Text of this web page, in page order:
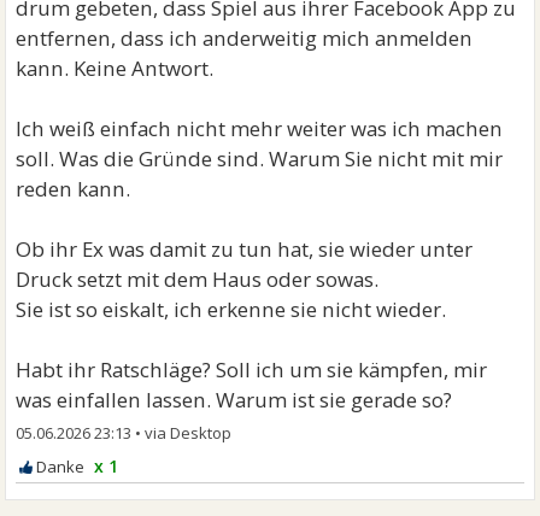
drum gebeten, dass Spiel aus ihrer Facebook App zu
entfernen, dass ich anderweitig mich anmelden
kann. Keine Antwort.
Ich weiß einfach nicht mehr weiter was ich machen
soll. Was die Gründe sind. Warum Sie nicht mit mir
reden kann.
Ob ihr Ex was damit zu tun hat, sie wieder unter
Druck setzt mit dem Haus oder sowas.
Sie ist so eiskalt, ich erkenne sie nicht wieder.
Habt ihr Ratschläge? Soll ich um sie kämpfen, mir
was einfallen lassen. Warum ist sie gerade so?
05.06.2026 23:13 •
x 1